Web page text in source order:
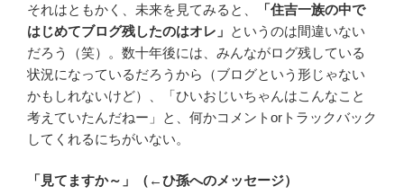
それはともかく、未来を見てみると、
「住吉一族の中で
はじめてブログ残したのはオレ」 というのは間違いない
だろう（笑）。数十年後には、みんながログ残している
状況になっているだろうから（ブログという形じゃない
かもしれないけど）、「ひいおじいちゃんはこんなこと
考えていたんだねー」と、何かコメントorトラックバック
してくれるにちがいない。
「見てますか～」（←ひ孫へのメッセージ）